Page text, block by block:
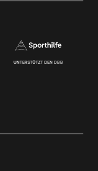
UNTERSTÜTZT DEN DBB